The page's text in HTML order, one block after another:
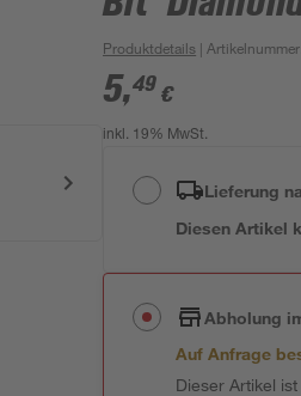
Produktdetails | Artikelnummer
5,49 €
inkl. 19% MwSt.
Lieferung
Diesen Artikel
Abholung
Auf Anfrage
Dieser Artikel